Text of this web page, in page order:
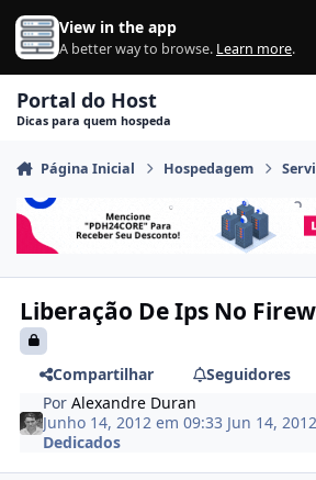
Ir para conteúdo
View in the app
A better way to browse. Learn more.
Portal do Host
Dicas para quem hospeda
Página Inicial Hospedagem
Liberação De Ips No
Compartilhar
Seguidores
PorAlexandre Duran
Junho 14, 2012 em 09:33 Jun 14, 2012
Dedicados